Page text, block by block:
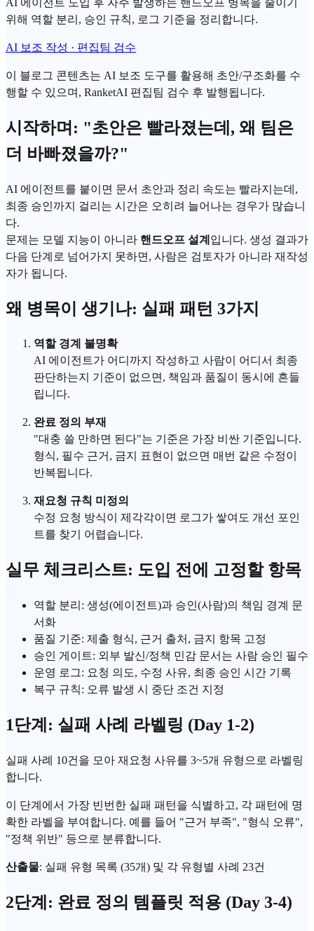
위해 역할 분리, 승인 규칙, 로그 기준을 정리합니다.
AI 보조 작성 · 편집팀 검수
이 블로그 콘텐츠는 AI 보조 도구를 활용해 초안/구조화를 수
행할 수 있으며, RanketAI 편집팀 검수 후 발행됩니다.
시작하며: "초안은 빨라졌는데, 왜 팀은
더 바빠졌을까?"
AI 에이전트를 붙이면 문서 초안과 정리 속도는 빨라지는데,
최종 승인까지 걸리는 시간은 오히려 늘어나는 경우가 많습니
다.
문제는 모델 지능이 아니라 핸드오프 설계 입니다. 생성 결과가
다음 단계로 넘어가지 못하면, 사람은 검토자가 아니라 재작성
자가 됩니다.
왜 병목이 생기나: 실패 패턴 3가지
역할 경계 불명확
AI 에이전트가 어디까지 작성하고 사람이 어디서 최종
판단하는지 기준이 없으면, 책임과 품질이 동시에 흔들
립니다.
완료 정의 부재
"대충 쓸 만하면 된다"는 기준은 가장 비싼 기준입니다.
형식, 필수 근거, 금지 표현이 없으면 매번 같은 수정이
반복됩니다.
재요청 규칙 미정의
수정 요청 방식이 제각각이면 로그가 쌓여도 개선 포인
트를 찾기 어렵습니다.
실무 체크리스트: 도입 전에 고정할 항목
역할 분리: 생성(에이전트)과 승인(사람)의 책임 경계 문
서화
품질 기준: 제출 형식, 근거 출처, 금지 항목 고정
승인 게이트: 외부 발신/정책 민감 문서는 사람 승인 필수
운영 로그: 요청 의도, 수정 사유, 최종 승인 시간 기록
복구 규칙: 오류 발생 시 중단 조건 지정
1단계: 실패 사례 라벨링 (Day 1-2)
실패 사례 10건을 모아 재요청 사유를 3~5개 유형으로 라벨링
합니다.
이 단계에서 가장 빈번한 실패 패턴을 식별하고, 각 패턴에 명
확한 라벨을 부여합니다. 예를 들어 "근거 부족", "형식 오류",
"정책 위반" 등으로 분류합니다.
산출물: 실패 유형 목록 (35개) 및 각 유형별 사례 23건
2단계: 완료 정의 템플릿 적용 (Day 3-4)